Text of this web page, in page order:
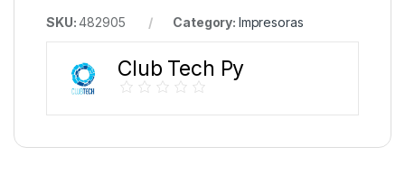
SKU:482905 Category: Impresoras
Club Tech Py